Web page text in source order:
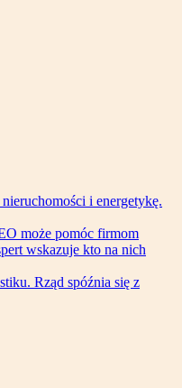
i energetykę.
może pomóc firmom
wskazuje kto na nich
Rząd spóźnia się z